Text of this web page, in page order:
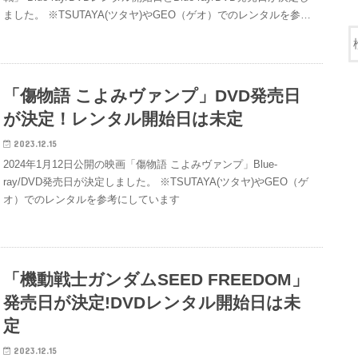
ました。 ※TSUTAYA(ツタヤ)やGEO（ゲオ）でのレンタルを参…
「傷物語 こよみヴァンプ」DVD発売日
が決定！レンタル開始日は未定
2023.12.15
2024年1月12日公開の映画「傷物語 こよみヴァンプ」Blue-
ray/DVD発売日が決定しました。 ※TSUTAYA(ツタヤ)やGEO（ゲ
オ）でのレンタルを参考にしています
「機動戦士ガンダムSEED FREEDOM」
発売日が決定!DVDレンタル開始日は未
定
2023.12.15